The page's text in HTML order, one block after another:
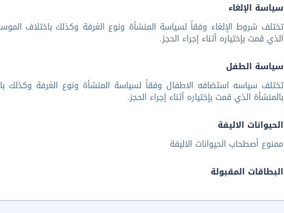
سياسة الإلغاء
تختلف شروط الإلغاء وفقاً لسياسة المنشأة ونوع الغرفة وكذلك باختلاف
الذي قمت بإختياره أثناء إجراء الحجز.
سياسة الطفل
تختلف سياسه استضافه الاطفال وفقاً لسياسة المنشأة ونوع الغرفة وكذلك
بالمنشأة الذي قمت بإختياره أثناء إجراء الحجز.
الحيوانات الاليفة
ممنوع أصطحاب الحيوانات الاليفة
البطاقات المقبولة